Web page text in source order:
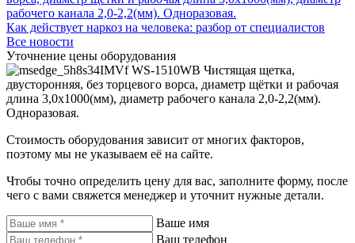
Как действует наркоз на человека: разбор от специалистов
Все новости
Уточнение цены оборудования
WS-1510WB Чистящая щетка,
двусторонняя, без торцевого ворса, диаметр щётки и рабочая
длина 3,0х1000(мм), диаметр рабочего канала 2,0-2,2(мм).
Одноразовая.
Стоимость оборудования зависит от многих факторов,
поэтому мы не указываем её на сайте.
Чтобы точно определить цену для вас, заполните форму, после
чего с вами свяжется менеджер и уточнит нужные детали.
Ваше имя
Ваш телефон